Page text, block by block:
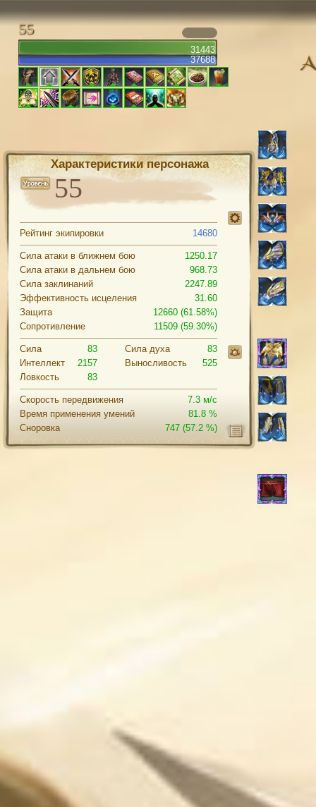
31443
37688
55
Характеристики персонажа
Рейтинг экипировки 14680
Сила атаки в ближнем бою
1250.17
Сила атаки в дальнем бою
968.73
Сила заклинаний
2247.89
Эффективность исцеления
31.60
Защита
12660 (61.58%)
Сопротивление
11509 (59.30%)
Сила
83
Интеллект
2157
Ловкость
83
Cила духа
83
Выносливость
525
Скорость передвижения
7.3 м/с
Время применения умений
81.8 %
Сноровка
(57.2 %)
747